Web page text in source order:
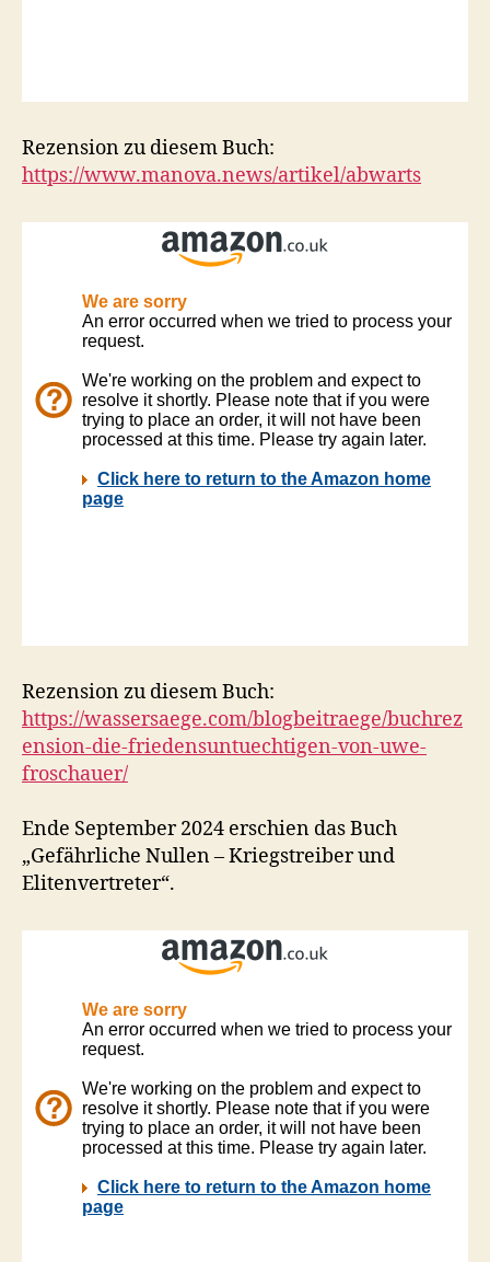
Rezension zu diesem Buch:
https://www.manova.news/artikel/abwarts
Rezension zu diesem Buch:
https://wassersaege.com/blogbeitraege/buchrez
ension-die-friedensuntuechtigen-von-uwe-
froschauer/
Ende September 2024 erschien das Buch
„Gefährliche Nullen – Kriegstreiber und
Elitenvertreter“.